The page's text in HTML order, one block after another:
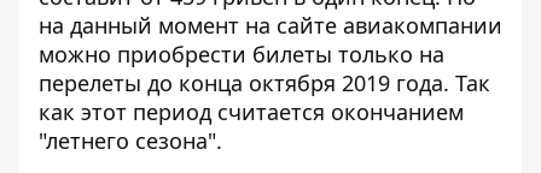
на данный момент на сайте авиакомпании
можно приобрести билеты только на
перелеты до конца октября 2019 года. Так
как этот период считается окончанием
"летнего сезона".